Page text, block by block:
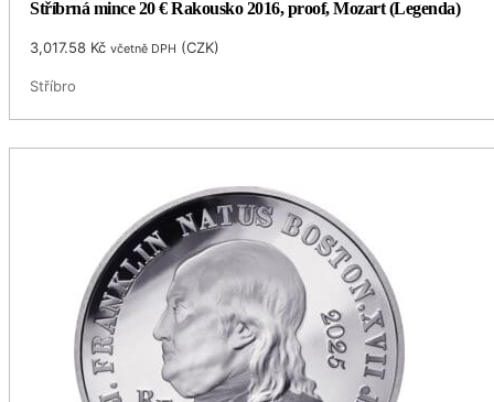
Stříbrná mince 20 € Rakousko 2016, proof, Mozart (Legenda)
3,017.58 Kč včetně DPH (CZK)
Stříbro